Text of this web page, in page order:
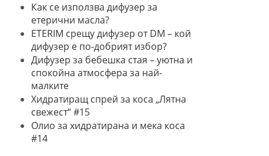
Как се използва дифузер за
етерични масла?
ETERIM срещу дифузер от DM – кой
дифузер е по-добрият избор?
Дифузер за бебешка стая – уютна и
спокойна атмосфера за най-
малките
Хидратиращ спрей за коса „Лятна
свежест“ #15
Олио за хидратирана и мека коса
#14